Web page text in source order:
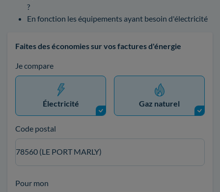
?
En fonction les équipements ayant besoin d'électricité
Faites des économies sur vos factures d'énergie
Je compare
Électricité Gaz naturel
Code postal
78560 (LE PORT MARLY)
Pour mon